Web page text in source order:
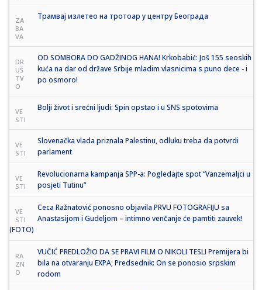
ZA
BA
VA
Трамвај излетео на тротоар у центру Београда
DR
UŠ
TV
O
OD SOMBORA DO GADŽINOG HANA! Krkobabić: Još 155 seoskih
kuća na dar od države Srbije mladim vlasnicima s puno dece - i
po osmoro!
VE
STI
Bolji život i srećni ljudi: Spin opstao i u SNS spotovima
VE
STI
Slovenačka vlada priznala Palestinu, odluku treba da potvrdi
parlament
VE
STI
Revolucionarna kampanja SPP-a: Pogledajte spot “Vanzemaljci u
posjeti Tutinu”
VE
STI
Ceca Ražnatović ponosno objavila PRVU FOTOGRAFIJU sa
Anastasijom i Gudeljom – intimno venčanje će pamtiti zauvek!
(FOTO)
RA
ZN
O
VUČIĆ PREDLOŽIO DA SE PRAVI FILM O NIKOLI TESLI Premijera bi
bila na otvaranju EXPA; Predsednik: On se ponosio srpskim
rodom